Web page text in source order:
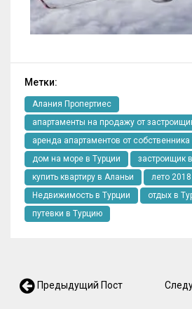
Метки:
Алания Пропертиес
апартаменты на продажу от
аренда апартаментов от собственника
дом на море в Турции
застроищик
купить квартиру в Аланьи
лето 2018
Недвижимость в Турции
отдых в
путевки в Турцию
Предыдущий Пост